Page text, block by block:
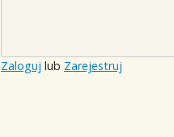
Zaloguj lub Zarejestruj